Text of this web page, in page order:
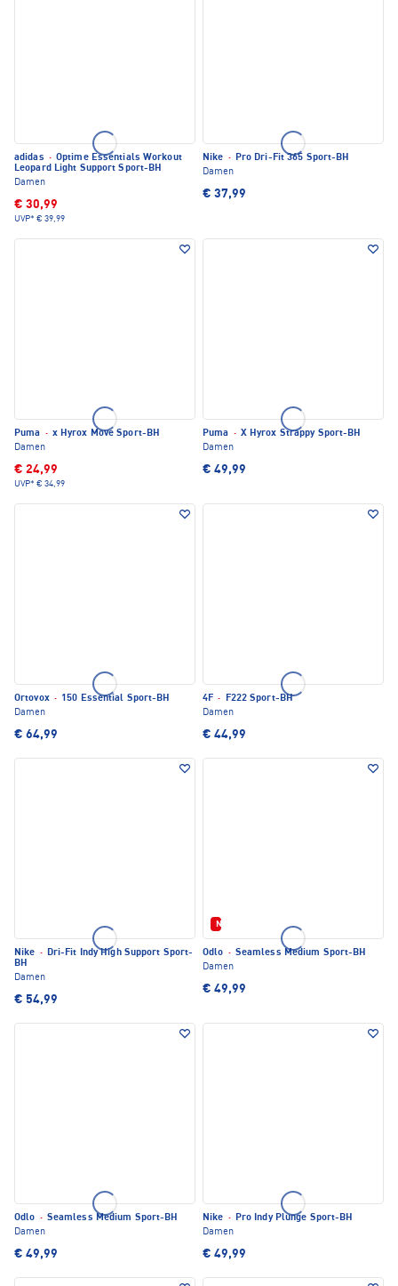
adidas · Optime Essentials Workout
Leopard Light Support Sport-BH
Damen
€ 30,99
UVP* € 39,99
Nike · Pro Dri-Fit 365 Sport-BH
Damen
€ 37,99
Puma · x Hyrox Move Sport-BH
Damen
€ 24,99
UVP* € 34,99
Puma · X Hyrox Strappy Sport-BH
Damen
€ 49,99
Ortovox · 150 Essential Sport-BH
Damen
€ 64,99
4F ·
F222 Sport-BH
Damen
€ 44,99
Nike · Dri-Fit Indy High Support Sport-
BH
Damen
€ 54,99
Neu
Odlo · Seamless Medium Sport-BH
Damen
€ 49,99
Odlo · Seamless Medium Sport-BH
Damen
€ 49,99
Nike · Pro Indy Plunge Sport-BH
Damen
€ 49,99